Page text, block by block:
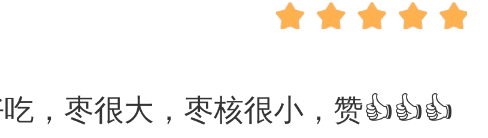
，枣很大，枣核很小，赞👍👍👍